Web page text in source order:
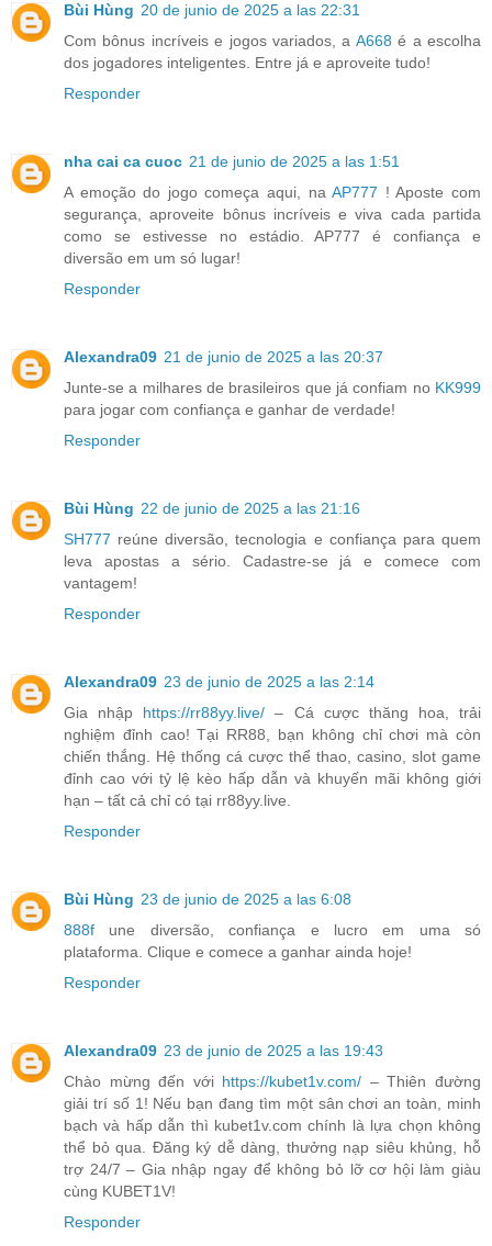
Bùi Hùng 20 de junio de 2025 a las 22:31
Com bônus incríveis e jogos variados, a A668 é a escolha
dos jogadores inteligentes. Entre já e aproveite tudo!
Responder
nha cai ca cuoc 21 de junio de 2025 a las 1:51
A emoção do jogo começa aqui, naAP777 ! Aposte com
segurança, aproveite bônus incríveis e viva cada partida
como se estivesse no estádio. AP777 é confiança e
diversão em um só lugar!
Responder
Alexandra09 21 de junio de 2025 a las 20:37
Junte-se a milhares de brasileiros que já confiam no KK999
para jogar com confiança e ganhar de verdade!
Responder
Bùi Hùng 22 de junio de 2025 a las 21:16
SH777 reúne diversão, tecnologia e confiança para quem
leva apostas a sério. Cadastre-se já e comece com
vantagem!
Responder
Alexandra09 23 de junio de 2025 a las 2:14
Gia nhập https://rr88yy.live/ – Cá cược thăng hoa, trải
nghiệm đỉnh cao! Tại RR88, bạn không chỉ chơi mà còn
chiến thắng. Hệ thống cá cược thể thao, casino, slot game
đỉnh cao với tỷ lệ kèo hấp dẫn và khuyến mãi không giới
hạn – tất cả chỉ có tại rr88yy.live.
Responder
Bùi Hùng 23 de junio de 2025 a las 6:08
888f une diversão, confiança e lucro em uma só
plataforma. Clique e comece a ganhar ainda hoje!
Responder
Alexandra09 23 de junio de 2025 a las 19:43
Chào mừng đến với https://kubet1v.com/ – Thiên đường
giải trí số 1! Nếu bạn đang tìm một sân chơi an toàn, minh
bạch và hấp dẫn thì kubet1v.com chính là lựa chọn không
thể bỏ qua. Đăng ký dễ dàng, thưởng nạp siêu khủng, hỗ
trợ 24/7 – Gia nhập ngay để không bỏ lỡ cơ hội làm giàu
cùng KUBET1V!
Responder